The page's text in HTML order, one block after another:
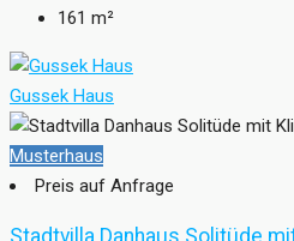
161 m²
Gussek Haus
Musterhaus
Preis auf Anfrage